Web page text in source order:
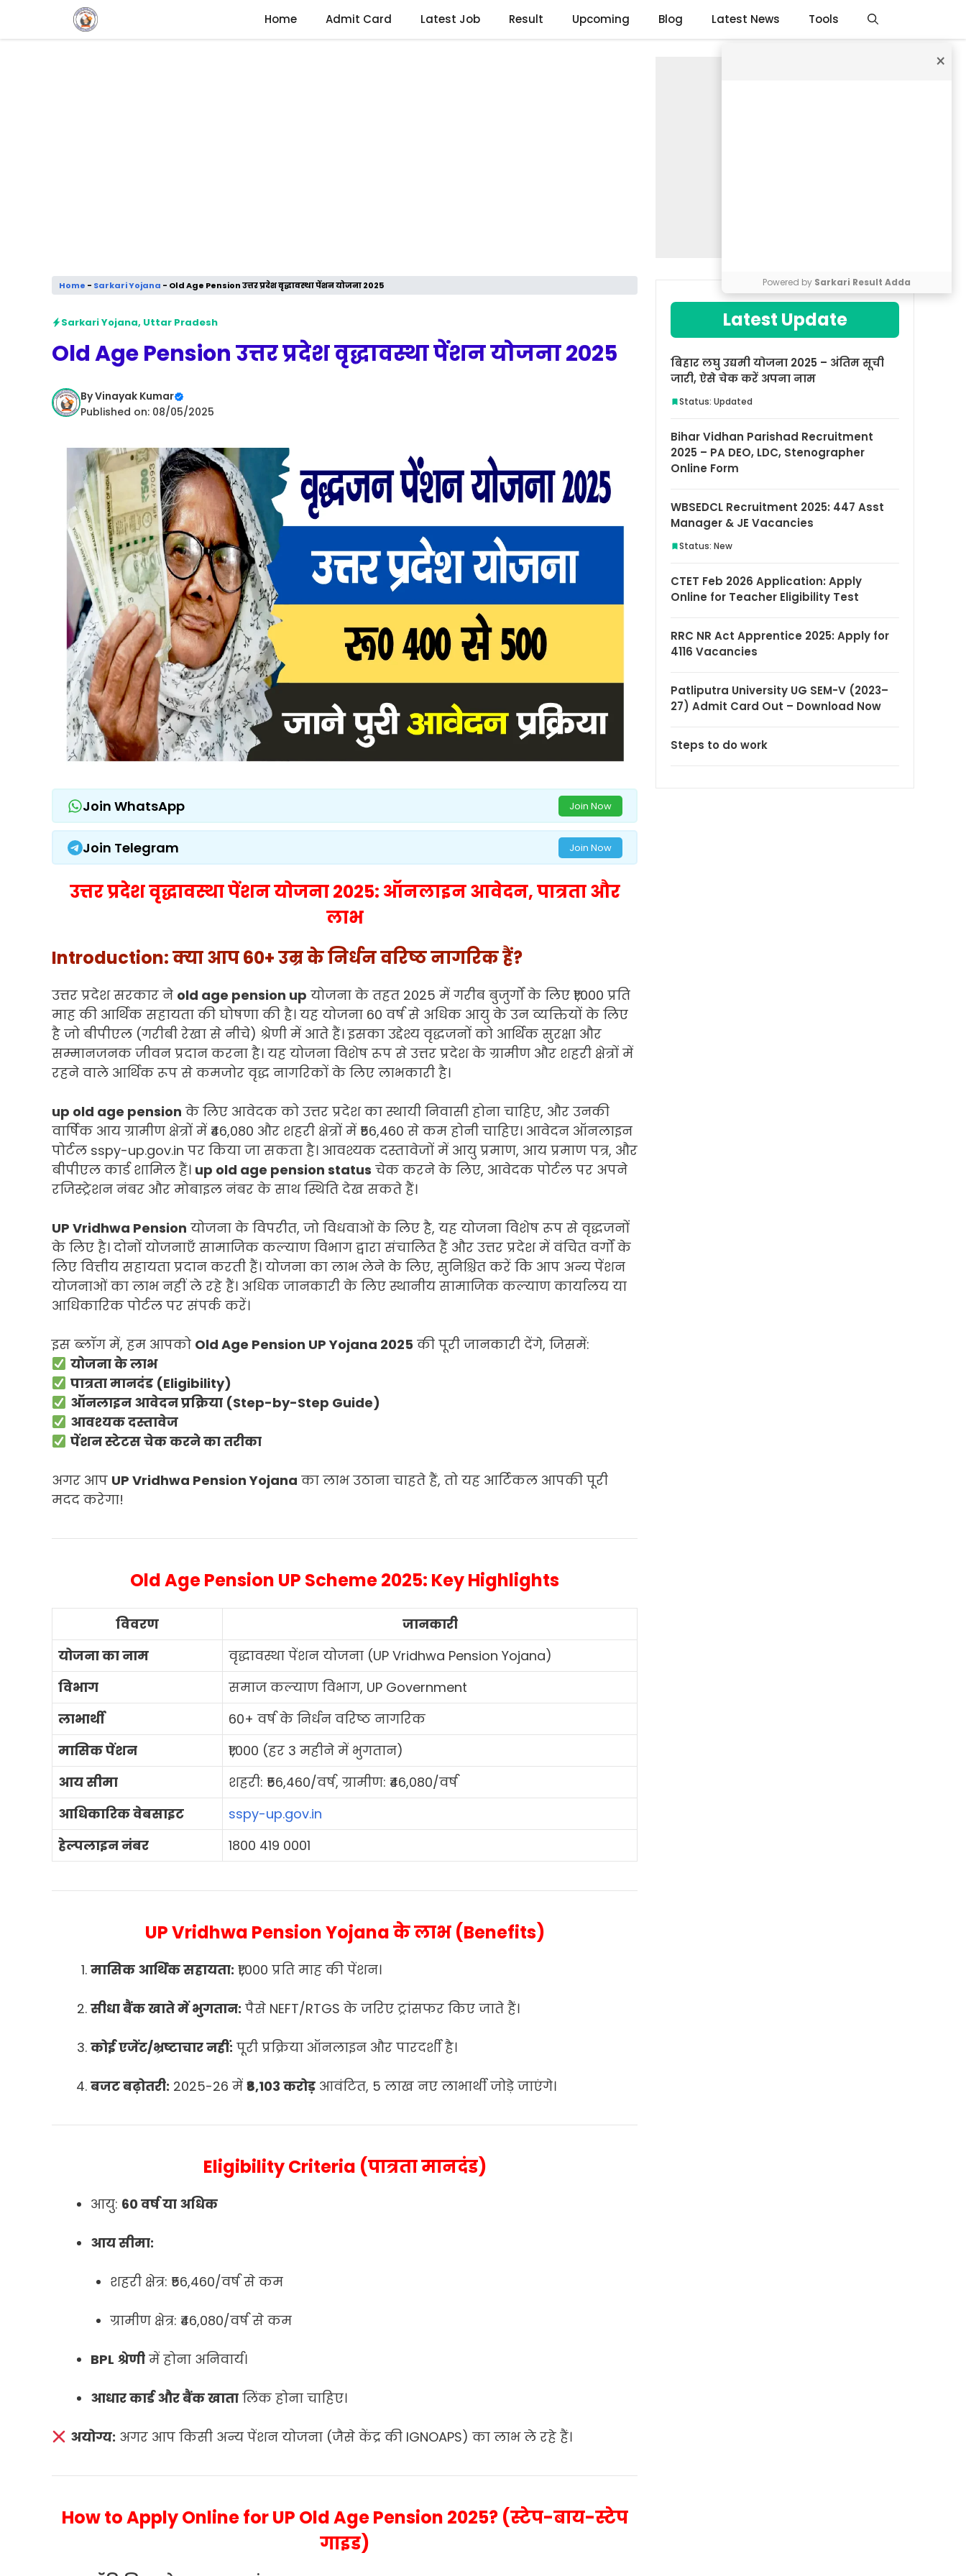
×
Powered by Sarkari Result Adda
Home Admit Card Latest Job Result Upcoming Blog Latest News Tools
Home - Sarkari Yojana - Old Age Pension उत्तर प्रदेश वृद्धावस्था पेंशन योजना 2025
Sarkari Yojana, Uttar Pradesh
Old Age Pension उत्तर प्रदेश वृद्धावस्था पेंशन योजना 2025
ByVinayak Kumar
Published on: 08/05/2025
Join WhatsApp Join Now
Join Telegram Join Now
उत्तर प्रदेश वृद्धावस्था पेंशन योजना 2025: ऑनलाइन आवेदन, पात्रता और
लाभ
Introduction: क्या आप 60+ उम्र के निर्धन वरिष्ठ नागरिक हैं?
उत्तर प्रदेश सरकार ने old age pension up योजना के तहत 2025 में गरीब बुजुर्गों के लिए ₹1,000 प्रति
माह की आर्थिक सहायता की घोषणा की है। यह योजना 60 वर्ष से अधिक आयु के उन व्यक्तियों के लिए
है जो बीपीएल (गरीबी रेखा से नीचे) श्रेणी में आते हैं। इसका उद्देश्य वृद्धजनों को आर्थिक सुरक्षा और
सम्मानजनक जीवन प्रदान करना है। यह योजना विशेष रूप से उत्तर प्रदेश के ग्रामीण और शहरी क्षेत्रों में
रहने वाले आर्थिक रूप से कमजोर वृद्ध नागरिकों के लिए लाभकारी है।
up old age pension के लिए आवेदक को उत्तर प्रदेश का स्थायी निवासी होना चाहिए, और उनकी
वार्षिक आय ग्रामीण क्षेत्रों में ₹46,080 और शहरी क्षेत्रों में ₹56,460 से कम होनी चाहिए। आवेदन ऑनलाइन
पोर्टल sspy-up.gov.in पर किया जा सकता है। आवश्यक दस्तावेजों में आयु प्रमाण, आय प्रमाण पत्र, और
बीपीएल कार्ड शामिल हैं। up old age pension status चेक करने के लिए, आवेदक पोर्टल पर अपने
रजिस्ट्रेशन नंबर और मोबाइल नंबर के साथ स्थिति देख सकते हैं।
UP Vridhwa Pension योजना के विपरीत, जो विधवाओं के लिए है, यह योजना विशेष रूप से वृद्धजनों
के लिए है। दोनों योजनाएँ सामाजिक कल्याण विभाग द्वारा संचालित हैं और उत्तर प्रदेश में वंचित वर्गों के
लिए वित्तीय सहायता प्रदान करती हैं। योजना का लाभ लेने के लिए, सुनिश्चित करें कि आप अन्य पेंशन
योजनाओं का लाभ नहीं ले रहे हैं। अधिक जानकारी के लिए स्थानीय सामाजिक कल्याण कार्यालय या
आधिकारिक पोर्टल पर संपर्क करें।
इस ब्लॉग में, हम आपको Old Age Pension UP Yojana 2025 की पूरी जानकारी देंगे, जिसमें:
योजना के लाभ
पात्रता मानदंड (Eligibility)
ऑनलाइन आवेदन प्रक्रिया (Step-by-Step Guide)
आवश्यक दस्तावेज
पेंशन स्टेटस चेक करने का तरीका
अगर आप UP Vridhwa Pension Yojana का लाभ उठाना चाहते हैं, तो यह आर्टिकल आपकी पूरी
मदद करेगा!
Old Age Pension UP Scheme 2025: Key Highlights
विवरण
जानकारी
योजना का नाम
वृद्धावस्था पेंशन योजना (UP Vridhwa Pension Yojana)
विभाग
समाज कल्याण विभाग, UP Government
लाभार्थी
60+ वर्ष के निर्धन वरिष्ठ नागरिक
मासिक पेंशन
₹1,000 (हर 3 महीने में भुगतान)
आय सीमा
शहरी: ₹56,460/वर्ष, ग्रामीण: ₹46,080/वर्ष
आधिकारिक वेबसाइट
sspy-up.gov.in
हेल्पलाइन नंबर
1800 419 0001
UP Vridhwa Pension Yojana के लाभ (Benefits)
मासिक आर्थिक सहायता: ₹1,000 प्रति माह की पेंशन।
सीधा बैंक खाते में भुगतान: पैसे NEFT/RTGS के जरिए ट्रांसफर किए जाते हैं।
कोई एजेंट/भ्रष्टाचार नहीं: पूरी प्रक्रिया ऑनलाइन और पारदर्शी है।
बजट बढ़ोतरी: 2025-26 में ₹8,103 करोड़ आवंटित, 5 लाख नए लाभार्थी जोड़े जाएंगे।
Eligibility Criteria (पात्रता मानदंड)
आयु: 60 वर्ष या अधिक
आय सीमा:
शहरी क्षेत्र: ₹56,460/वर्ष से कम
ग्रामीण क्षेत्र: ₹46,080/वर्ष से कम
BPL श्रेणी में होना अनिवार्य।
आधार कार्ड और बैंक खाता लिंक होना चाहिए।
अयोग्य: अगर आप किसी अन्य पेंशन योजना (जैसे केंद्र की IGNOAPS) का लाभ ले रहे हैं।
How to Apply Online for UP Old Age Pension 2025? (स्टेप-बाय-स्टेप
गाइड)
Latest Update
बिहार लघु उद्यमी योजना 2025 – अंतिम सूची
जारी, ऐसे चेक करें अपना नाम
Status: Updated
Bihar Vidhan Parishad Recruitment
2025 – PA DEO, LDC, Stenographer
Online Form
WBSEDCL Recruitment 2025: 447 Asst
Manager & JE Vacancies
Status: New
CTET Feb 2026 Application: Apply
Online for Teacher Eligibility Test
RRC NR Act Apprentice 2025: Apply for
4116 Vacancies
Patliputra University UG SEM-V (2023–
27) Admit Card Out – Download Now
Steps to do work